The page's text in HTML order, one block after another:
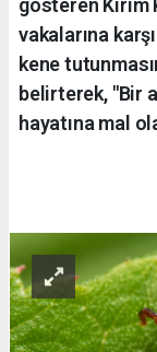
gösteren
vakalarına
kene
belirterek, "Bir
hayatına mal